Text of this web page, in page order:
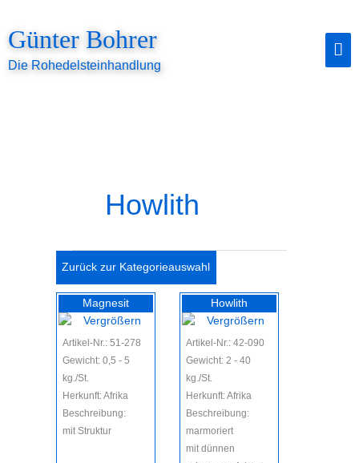
springen
Günter Bohrer
Die Rohedelsteinhandlung
Howlith
Zurück zur Kategorieauswahl
Magnesit
Artikel-Nr.: 51-278
Gewicht: 0,5 - 5
kg./St.
Herkunft: Afrika
Beschreibung:
mit Struktur
Howlith
Artikel-Nr.: 42-090
Gewicht: 2 - 40
kg./St.
Herkunft: Afrika
Beschreibung:
marmoriert
mit dünnen